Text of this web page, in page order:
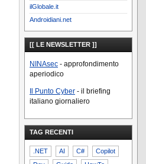
ilGlobale.it
Androidiani.net
[[ LE NEWSLETTER ]]
NINAsec - approfondimento
aperiodico
Il Punto Cyber - il briefing
italiano giornaliero
TAG RECENTI
.NET AI C#
Copilot